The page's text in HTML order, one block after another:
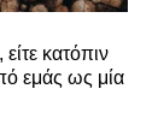
κατόπιν
εμάς ως μία